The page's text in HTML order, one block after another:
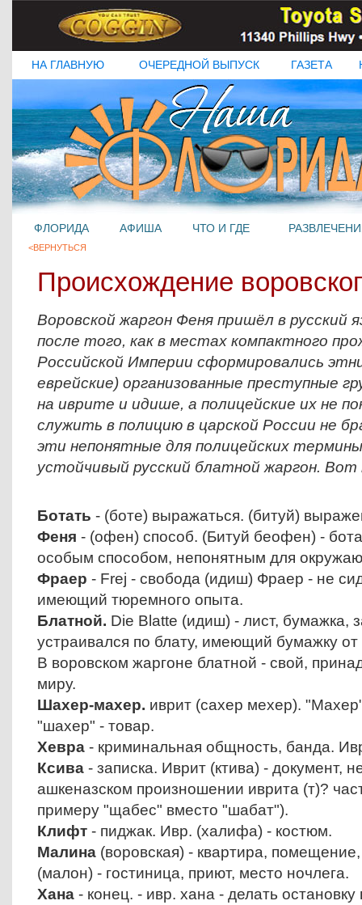
НА ГЛАВНУЮ ОЧЕРЕДНОЙ ВЫПУСК ГАЗЕТА
ФЛОРИДА АФИША ЧТО И ГДЕ
<ВЕРНУТЬСЯ
Происхождение
Воровской жаргон Феня пришёл в русский
после того, как в местах компактного
Российской Империи сформировались
еврейские) организованные преступные
на иврите и идише, а полицейские их не
служить в полицию в царской России не
эти непонятные для полицейских
устойчивый русский блатной жаргон. Вот
Ботать - (боте) выражаться. (битуй)
Феня - (офен) способ. (Битуй беофен) -
особым способом, непонятным для
Фраер - Frej - свобода (идиш) Фраер - не
имеющий тюремного опыта.
Блатной. Die Blatte (идиш) - лист, бумажка,
устраивался по блату, имеющий бумажку от
В воровском жаргоне блатной - свой,
миру.
Шахер-махер. иврит (сахер мехер).
"шахер" - товар.
Хевра - криминальная общность, банда.
Ксива - записка. Иврит (ктива) - документ,
ашкеназском произношении иврита (т)?
примеру "щабес" вместо "шабат").
Клифт - пиджак. Ивр. (халифа) - костюм.
Малина (воровская) - квартира,
(малон) - гостиница, приют, место ночлега.
Хана - конец. - ивр. хана - делать